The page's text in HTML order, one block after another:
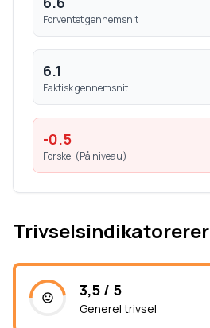
Forventet gennemsnit
6.1
Faktisk gennemsnit
-0.5
Forskel (På niveau)
Trivselsindikatorerer
3,5 / 5
Generel trivsel